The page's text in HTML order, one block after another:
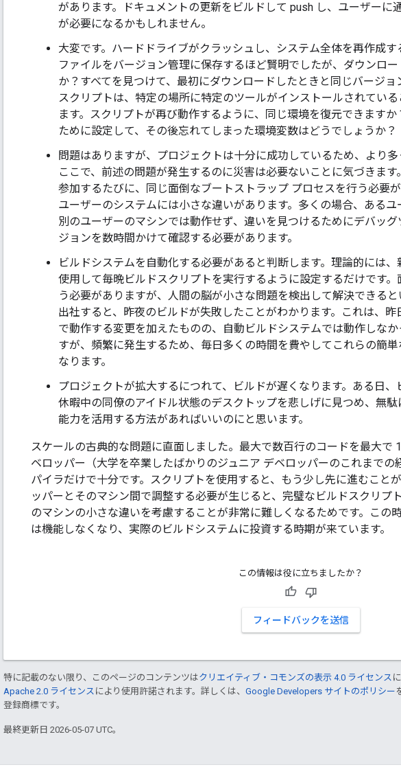
があります。ドキュメントの更新をビルドして push し、ユーザーに
が必要になるかもしれません。
大変です。ハードドライブがクラッシュし、システム全体を再作成
ファイルをバージョン管理に保存するほど賢明でしたが、ダウンロ
か？すべてを見つけて、最初にダウンロードしたときと同じバージ
スクリプトは、特定の場所に特定のツールがインストールされてい
ます。スクリプトが再び動作するように、同じ環境を復元できます
ために設定して、その後忘れてしまった環境変数はどうでしょうか？
問題はありますが、プロジェクトは十分に成功しているため、より多
ここで、前述の問題が発生するのに災害は必要ないことに気づきま
参加するたびに、同じ面倒なブートストラップ プロセスを行う必要
ユーザーのシステムには小さな違いがあります。多くの場合、ある
別のユーザーのマシンでは動作せず、違いを見つけるためにデバッ
ジョンを数時間かけて確認する必要があります。
ビルドシステムを自動化する必要があると判断します。理論的には
使用して毎晩ビルドスクリプトを実行するように設定するだけです
う必要がありますが、人間の脳が小さな問題を検出して解決できる
出社すると、昨夜のビルドが失敗したことがわかります。これは、
で動作する変更を加えたものの、自動ビルドシステムでは動作しな
すが、頻繁に発生するため、毎日多くの時間を費やしてこれらの簡
なります。
プロジェクトが拡大するにつれて、ビルドが遅くなります。ある日、
休暇中の同僚のアイドル状態のデスクトップを悲しげに見つめ、無
能力を活用する方法があればいいのにと思います。
スケールの古典的な問題に直面しました。最大で数百行のコードを最大で
ベロッパー（大学を卒業したばかりのジュニア デベロッパーのこれまで
パイラだけで十分です。スクリプトを使用すると、もう少し先に進むこと
ッパーとそのマシン間で調整する必要が生じると、完璧なビルドスクリプ
のマシンの小さな違いを考慮することが非常に難しくなるためです。この
は機能しなくなり、実際のビルドシステムに投資する時期が来ています。
この情報は役に立ちましたか？
フィードバックを送信
特に記載のない限り、このページのコンテンツはクリエイティブ・コモンズの表示 4.0 ライセンス
Apache 2.0 ライセンス により使用許諾されます。詳しくは、 Google Developers サイトのポリシー
登録商標です。
最終更新日 2026-05-07 UTC。